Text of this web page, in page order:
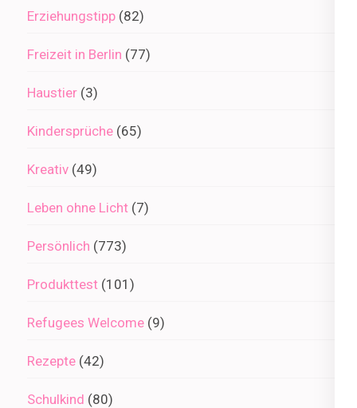
Erziehungstipp (82)
Freizeit in Berlin (77)
Haustier (3)
Kindersprüche (65)
Kreativ (49)
Leben ohne Licht (7)
Persönlich (773)
Produkttest (101)
Refugees Welcome (9)
Rezepte (42)
Schulkind (80)